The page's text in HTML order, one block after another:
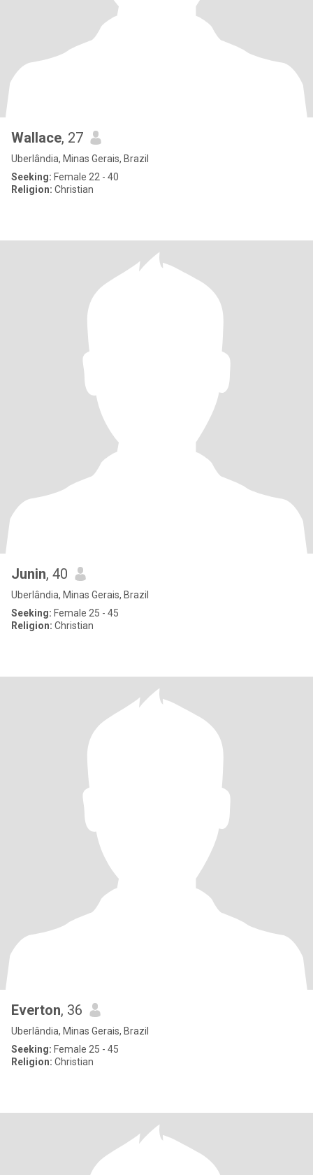
Wallace, 27
Uberlândia, Minas Gerais, Brazil
Seeking: Female 22 - 40
Religion: Christian
Junin, 40
Uberlândia, Minas Gerais, Brazil
Seeking: Female 25 - 45
Religion: Christian
Everton, 36
Uberlândia, Minas Gerais, Brazil
Seeking: Female 25 - 45
Religion: Christian